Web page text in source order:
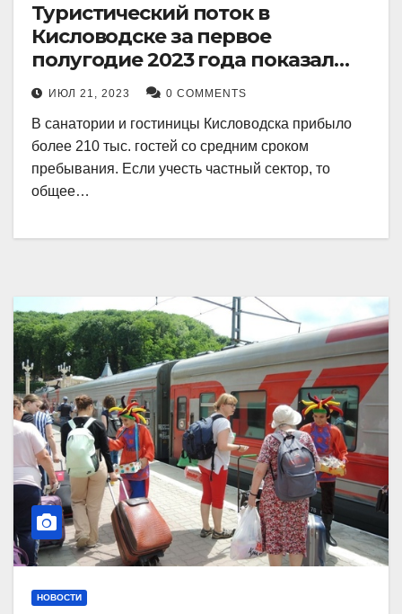
Туристический поток в
Кисловодске за первое
полугодие 2023 года показал
рекордный рост в 21 процент.
ИЮЛ 21, 2023 0 COMMENTS
В санатории и гостиницы Кисловодска прибыло
более 210 тыс. гостей со средним сроком
пребывания. Если учесть частный сектор, то
общее…
НОВОСТИ